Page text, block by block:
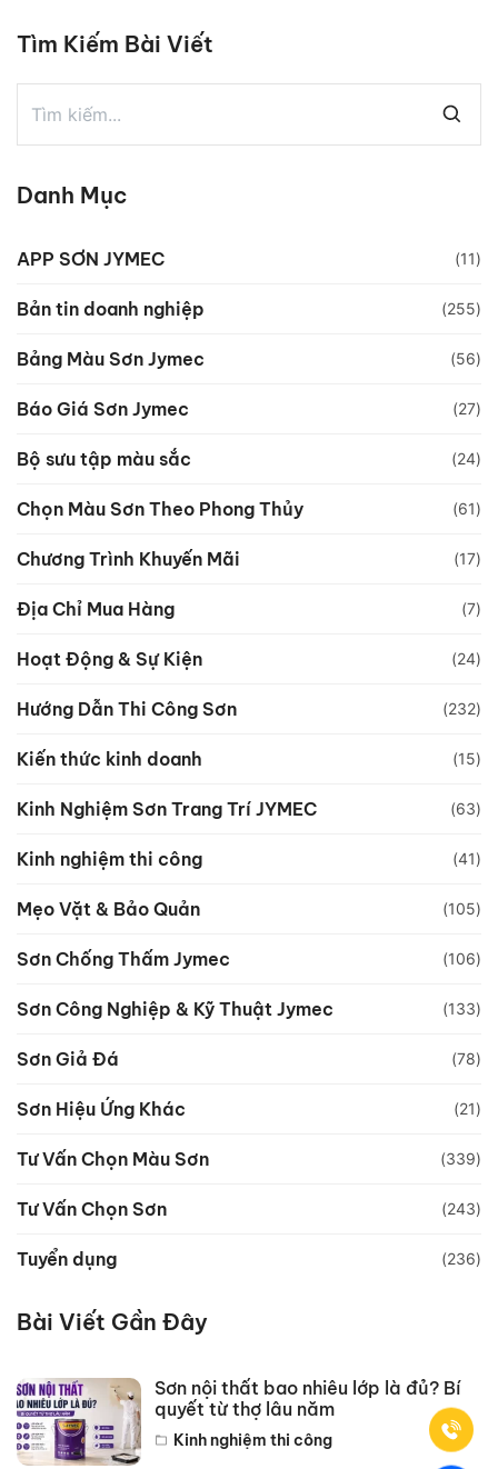
Tìm Kiếm Bài Viết
Danh Mục
APP SƠN JYMEC (11)
Bản tin doanh nghiệp (255)
Bảng Màu Sơn Jymec (56)
Báo Giá Sơn Jymec (27)
Bộ sưu tập màu sắc (24)
Chọn Màu Sơn Theo Phong Thủy (61)
Chương Trình Khuyến Mãi (17)
Địa Chỉ Mua Hàng (7)
Hoạt Động & Sự Kiện (24)
Hướng Dẫn Thi Công Sơn (232)
Kiến thức kinh doanh (15)
Kinh Nghiệm Sơn Trang Trí JYMEC (63)
Kinh nghiệm thi công (41)
Mẹo Vặt & Bảo Quản (105)
Sơn Chống Thấm Jymec (106)
Sơn Công Nghiệp & Kỹ Thuật Jymec (133)
Sơn Giả Đá (78)
Sơn Hiệu Ứng Khác (21)
Tư Vấn Chọn Màu Sơn (339)
Tư Vấn Chọn Sơn (243)
Tuyển dụng (236)
Bài Viết Gần Đây
Sơn nội thất bao nhiêu lớp là đủ? Bí
quyết từ thợ lâu năm
Kinh nghiệm thi công